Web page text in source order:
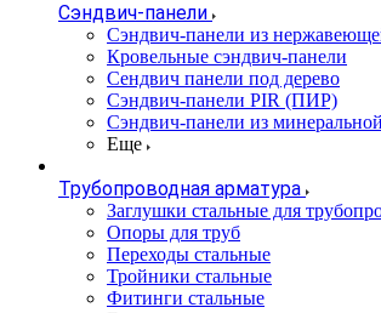
Сэндвич-панели
Cэндвич-панели из
Кровельные сэндвич-панели
Сендвич панели под дерево
Сэндвич-панели PIR (ПИР)
Сэндвич-панели из
Еще
Трубопроводная арматура
Заглушки стальные для
Опоры для труб
Переходы стальные
Тройники стальные
Фитинги стальные